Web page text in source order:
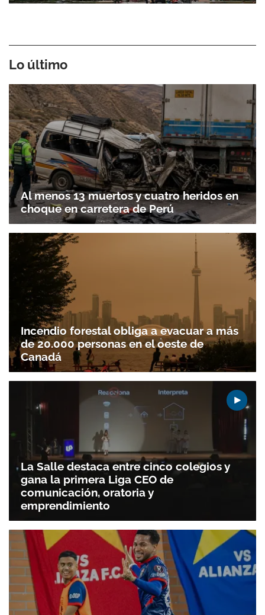
Lo último
Al menos 13 muertos y cuatro heridos en
choque en carretera de Perú
Incendio forestal obliga a evacuar a más
de 20.000 personas en el oeste de
Canadá
La Salle destaca entre cinco colegios y
gana la primera Liga CEO de
comunicación, oratoria y
emprendimiento